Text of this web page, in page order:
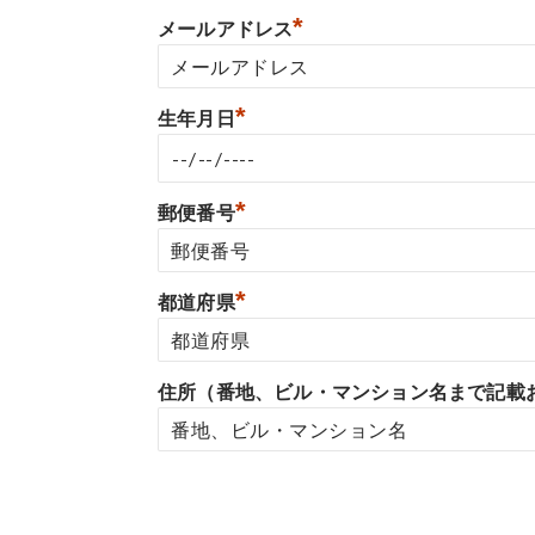
メールアドレス*
生年月日 *
郵便番号*
都道府県*
住所（番地、ビル・マンション名まで記載